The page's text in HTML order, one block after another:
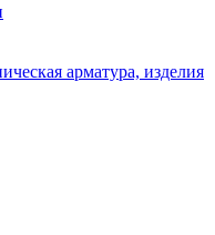
арматура, изделия